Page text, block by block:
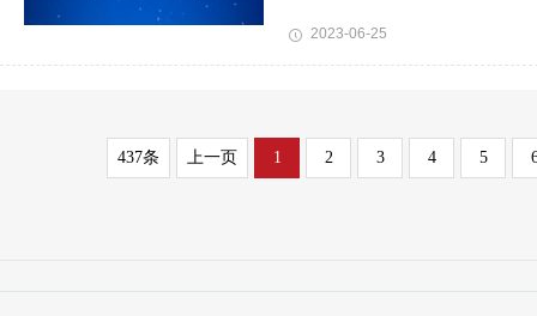
2023-06-25
437条 上一页 1 2 3 4 5